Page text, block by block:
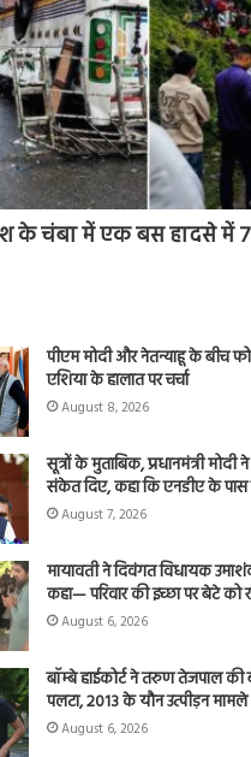
के चंबा में एक बस हादसे में 7
पीएम मोदी और नेतन्याहू के बीच
एशिया के हालात पर चर्चा
August 8, 2026
सूत्रों के मुताबिक, प्रधानमंत्री
संकेत दिए, कहा कि एनडीए के
August 7, 2026
मायावती ने दिवंगत विधायक
कहा— परिवार की इच्छा पर बेटे
August 6, 2026
बॉम्बे हाईकोर्ट ने तरुण तेजपाल
पलटा, 2013 के यौन उत्पीड़न मामले
August 6, 2026